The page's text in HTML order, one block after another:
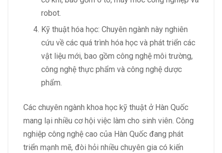
robot.
Kỹ thuật hóa học: Chuyên ngành này nghiên
cứu về các quá trình hóa học và phát triển các
vật liệu mới, bao gồm công nghệ môi trường,
công nghệ thực phẩm và công nghệ dược
phẩm.
Các chuyên ngành khoa học kỹ thuật ở Hàn Quốc
mang lại nhiều cơ hội việc làm cho sinh viên. Công
nghiệp công nghệ cao của Hàn Quốc đang phát
triển mạnh mẽ, đòi hỏi nhiều chuyên gia có kiến